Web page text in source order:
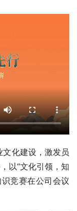
化建设，激发员
以“文化引领，知
竞赛在公司会议